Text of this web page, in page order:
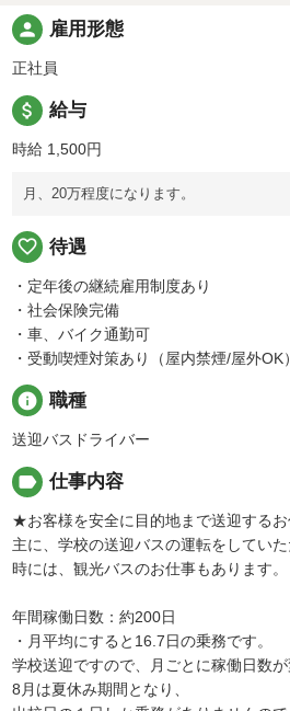
person 雇用形態
正社員
attach_money 給与
時給 1,500円
月、20万程度になります。
favorite_border 待遇
・定年後の継続雇用制度あり
・社会保険完備
・車、バイク通勤可
・受動喫煙対策あり（屋内禁煙/屋外OK）
info 職種
送迎バスドライバー
label 仕事内容
★お客様を安全に目的地まで送迎する
主に、学校の送迎バスの運転をしていた
時には、観光バスのお仕事もあります。
年間稼働日数：約200日
・月平均にすると16.7日の乗務です。
学校送迎ですので、月ごとに稼働日数が
8月は夏休み期間となり、